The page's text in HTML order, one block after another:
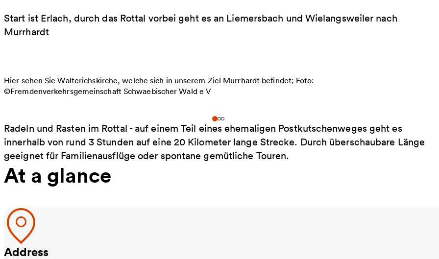
Start ist Erlach, durch das Rottal vorbei geht es an Liemersbach und Wielangsweiler nach
Murrhardt
Hier sehen Sie Walterichskirche, welche sich in unserem Ziel Murrhardt befindet; Foto:
©Fremdenverkehrsgemeinschaft Schwaebischer Wald e V
Radeln und Rasten im Rottal - auf einem Teil eines ehemaligen Postkutschenweges geht es
innerhalb von rund 3 Stunden auf eine 20 Kilometer lange Strecke. Durch überschaubare Länge
geeignet für Familienausflüge oder spontane gemütliche Touren.
At a glance
Address